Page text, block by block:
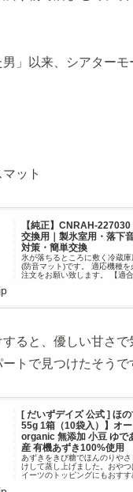
男」以来、シアターモ
ット
【純正】CNRAH-
交換用｜製氷室用・落下
対策・簡単交換
氷が落ちるところに敷く冷蔵庫
(防音マット)です。 適応機種
注文をお願い致します。 【適
すると、優しい甘さで
トで見つけたそうで
[ だいずデイズ 公式 ] ほ
55g 1箱（10袋入）】オ
organic 無添加 小豆 ゆで
産 有機あずき100%使用
あずきをきび糖でほんのりや
けして蒸し上げました。おや
イーツのトッピングにもおす